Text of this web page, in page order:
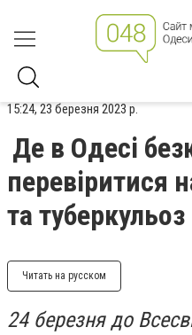
15:24, 23 березня 2023 р.
Де в Одесі
перевіритися
та туберкульоз
Читать на русском
24 березня до